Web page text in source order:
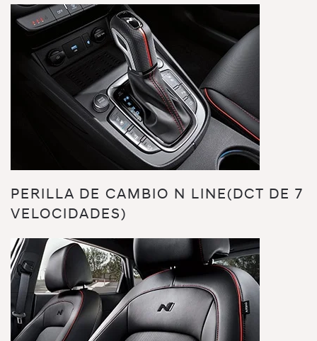
PERILLA DE CAMBIO N LINE(DCT DE 7
VELOCIDADES)